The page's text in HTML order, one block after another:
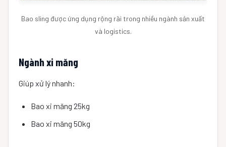
Bao sling được ứng dụng rộng rãi trong nhiều ngành sản xuất
và logistics.
Ngành xi măng
Giúp xử lý nhanh:
Bao xi măng 25kg
Bao xi măng 50kg